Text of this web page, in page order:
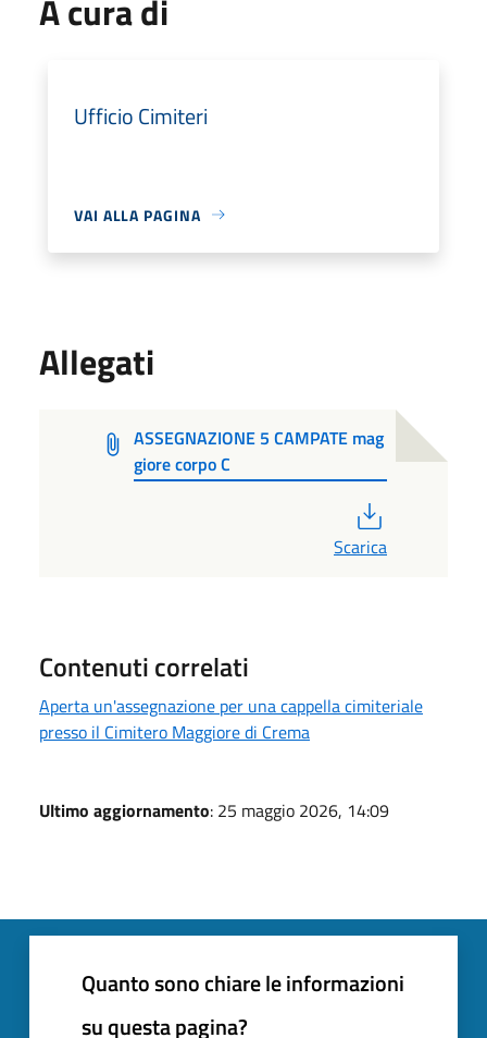
A cura di
Ufficio Cimiteri
VAI ALLA PAGINA
Allegati
ASSEGNAZIONE 5 CAMPATE mag
giore corpo C
Scarica
Contenuti correlati
Aperta un'assegnazione per una cappella cimiteriale
presso il Cimitero Maggiore di Crema
Ultimo aggiornamento: 25 maggio 2026, 14:09
Quanto sono chiare le informazioni
su questa pagina?